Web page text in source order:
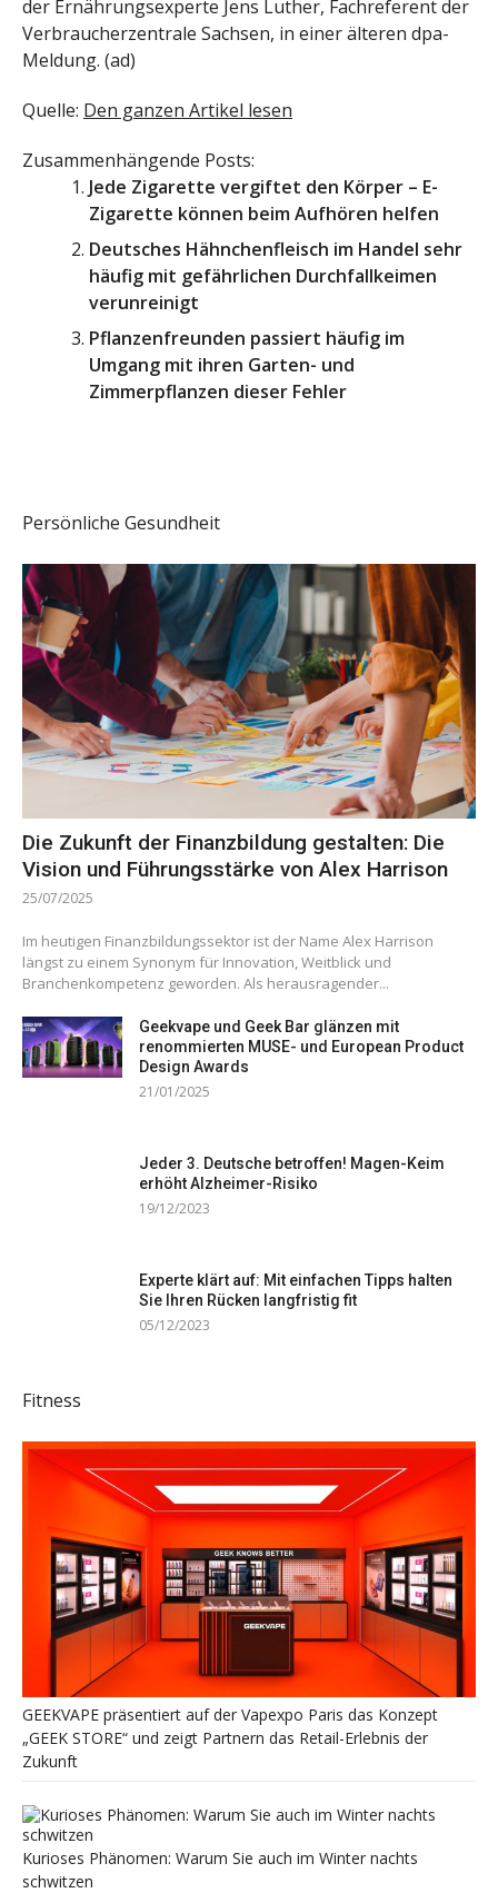
der Ernährungsexperte Jens Luther, Fachreferent der
Verbraucherzentrale Sachsen, in einer älteren dpa-
Meldung. (ad)
Quelle: Den ganzen Artikel lesen
Zusammenhängende Posts:
Jede Zigarette vergiftet den Körper – E-
Zigarette können beim Aufhören helfen
Deutsches Hähnchenfleisch im Handel sehr
häufig mit gefährlichen Durchfallkeimen
verunreinigt
Pflanzenfreunden passiert häufig im
Umgang mit ihren Garten- und
Zimmerpflanzen dieser Fehler
Persönliche Gesundheit
Die Zukunft der Finanzbildung gestalten: Die
Vision und Führungsstärke von Alex Harrison
25/07/2025
Im heutigen Finanzbildungssektor ist der Name Alex Harrison
längst zu einem Synonym für Innovation, Weitblick und
Branchenkompetenz geworden. Als herausragender...
Geekvape und Geek Bar glänzen mit
renommierten MUSE- und European Product
Design Awards
21/01/2025
Jeder 3. Deutsche betroffen! Magen-Keim
erhöht Alzheimer-Risiko
19/12/2023
Experte klärt auf: Mit einfachen Tipps halten
Sie Ihren Rücken langfristig fit
05/12/2023
Fitness
GEEKVAPE präsentiert auf der Vapexpo Paris das Konzept
„GEEK STORE“ und zeigt Partnern das Retail-Erlebnis der
Zukunft
Kurioses Phänomen: Warum Sie auch im Winter nachts
schwitzen